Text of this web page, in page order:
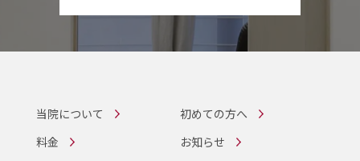
当院について
初めての方へ
料金
お知らせ